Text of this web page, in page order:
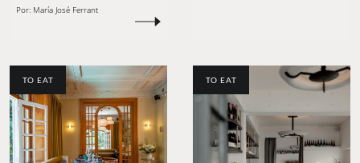
Por: María José Ferrant
TO EAT TO EAT